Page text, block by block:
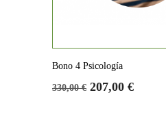
Bono 4 Psicología
Precio
330,00 € Precio
207,00 €